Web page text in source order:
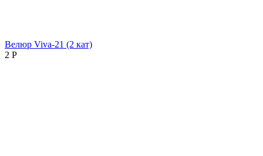
Велюр Viva-21 (2 кат)
2 Р